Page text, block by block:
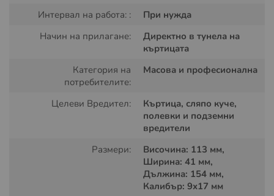
Основни характеристики
Висока ефективност: Действа дори при дебел слой
пръст пред спусъка на дулото.
: Допълнителен предпазен
щифт за предотвратяване на случайно задействане
: Изработен от специална стомана,
устойчива на атмосферни влияния.
Интервал на работа: :
При нужда
Начин на прилагане:
Директно в тунела на
къртицата
Категория на
потребителите:
Масова и професионална
Целеви Вредител:
Къртица, сляпо куче,
полевки и подземни
вредители
Размери:
Височина: 113 мм,
Ширина: 41 мм,
Дължина: 154 мм,
Калибър: 9x17 мм